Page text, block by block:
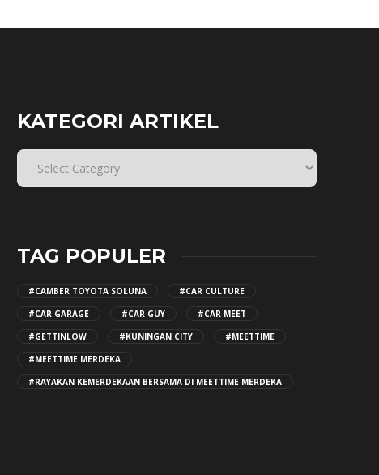
KATEGORI ARTIKEL
TAG POPULER
#CAMBER TOYOTA SOLUNA
#CAR CULTURE
#CAR GARAGE
#CAR GUY
#CAR MEET
#GETTINLOW
#KUNINGAN CITY
#MEETTIME
#MEETTIME MERDEKA
#RAYAKAN KEMERDEKAAN BERSAMA DI MEETTIME MERDEKA